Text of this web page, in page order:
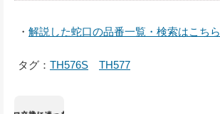
・ 解説した蛇口の品番一覧・検索はこちら
タグ： TH576S TH577